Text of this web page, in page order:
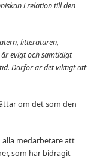
i relation till den
litteraturen,
evigt och samtidigt
Därför är det viktigt att
om det som den
alla medarbetare att
som har bidragit